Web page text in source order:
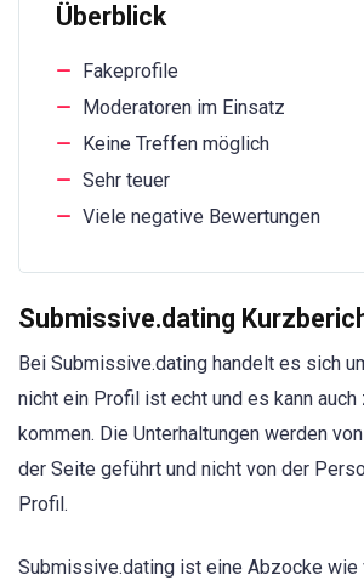
Überblick
Fakeprofile
Moderatoren im Einsatz
Keine Treffen möglich
Sehr teuer
Viele negative Bewertungen
Submissive.dating
Bei Submissive.dating handelt es sich
nicht ein Profil ist echt und es kann
kommen. Die Unterhaltungen werden
der Seite geführt und nicht von der
Profil.
Submissive.dating ist eine Abzocke wie